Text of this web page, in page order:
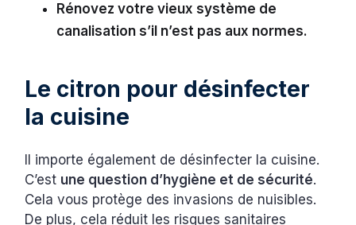
Rénovez votre vieux système de
canalisation s’il n’est pas aux normes.
Le citron pour désinfecter
la cuisine
Il importe également de désinfecter la cuisine.
C’est une question d’hygiène et de sécurité.
Cela vous protège des invasions de nuisibles.
De plus, cela réduit les risques sanitaires